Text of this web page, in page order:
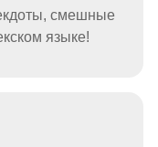
смешные
языке!